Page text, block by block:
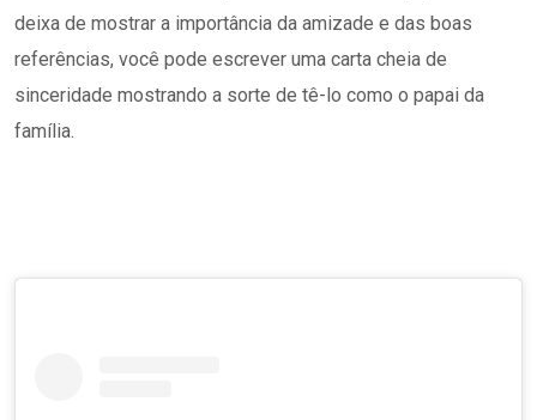
deixa de mostrar a importância da amizade e das boas
referências, você pode escrever uma carta cheia de
sinceridade mostrando a sorte de tê-lo como o papai da
família.